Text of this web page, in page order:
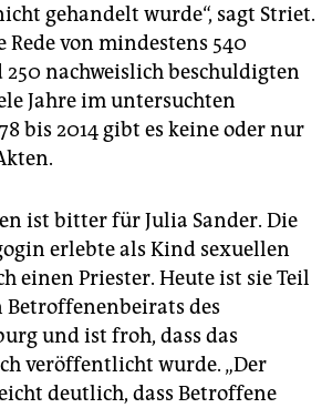
gehandelt wurde“, sagt Striet.
von mindestens 540
nachweislich beschuldigten
Jahre im untersuchten
bis 2014 gibt es keine oder nur
ist bitter für Julia Sander. Die
erlebte als Kind sexuellen
einen Priester. Heute ist sie Teil
Betroffenenbeirats des
und ist froh, dass das
veröffentlicht wurde. „Der
deutlich, dass Betroffene